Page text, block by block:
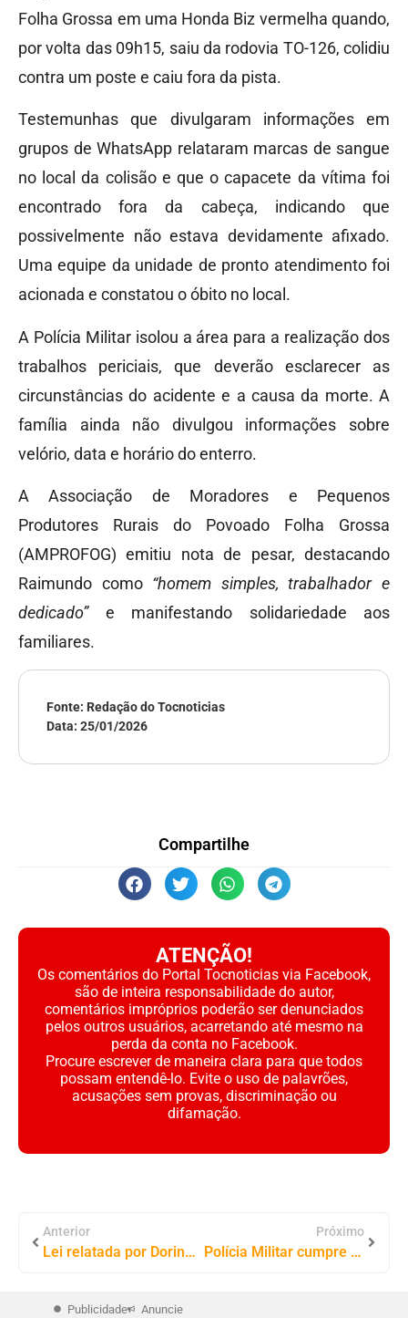
Folha Grossa em uma Honda Biz vermelha quando,
por volta das 09h15, saiu da rodovia TO-126, colidiu
contra um poste e caiu fora da pista.
Testemunhas que divulgaram informações em
grupos de WhatsApp relataram marcas de sangue
no local da colisão e que o capacete da vítima foi
encontrado fora da cabeça, indicando que
possivelmente não estava devidamente afixado.
Uma equipe da unidade de pronto atendimento foi
acionada e constatou o óbito no local.
A Polícia Militar isolou a área para a realização dos
trabalhos periciais, que deverão esclarecer as
circunstâncias do acidente e a causa da morte. A
família ainda não divulgou informações sobre
velório, data e horário do enterro.
A Associação de Moradores e Pequenos
Produtores Rurais do Povoado Folha Grossa
(AMPROFOG) emitiu nota de pesar, destacando
Raimundo como “homem simples, trabalhador e
dedicado”e manifestando solidariedade aos
familiares.
Fonte: Redação do Tocnoticias
Data: 25/01/2026
Compartilhe
ATENÇÃO!
Os comentários do Portal Tocnoticias via Facebook,
são de inteira responsabilidade do autor,
comentários impróprios poderão ser denunciados
pelos outros usuários, acarretando até mesmo na
perda da conta no Facebook.
Procure escrever de maneira clara para que todos
possam entendê-lo. Evite o uso de palavrões,
acusações sem provas, discriminação ou
difamação.
Anterior
Lei relatada por Dorinha cria bolsas e incentivos para formar mais professores no Brasil
Próximo
Polícia Militar cumpre mandado de prisão durante patrulhamento em Aguiarnópolis
Publicidade Anuncie